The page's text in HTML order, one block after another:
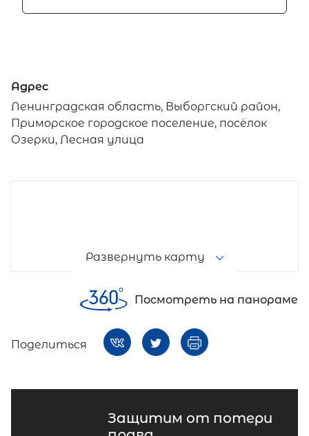
Адрес
Ленинградская область, Выборгский район,
Приморское городское поселение, посёлок
Озерки, Лесная улица
Развернуть карту
Посмотреть на панораме
Поделиться
Защитим от потери